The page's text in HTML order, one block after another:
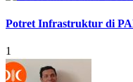
Potret Infrastruktur di
1